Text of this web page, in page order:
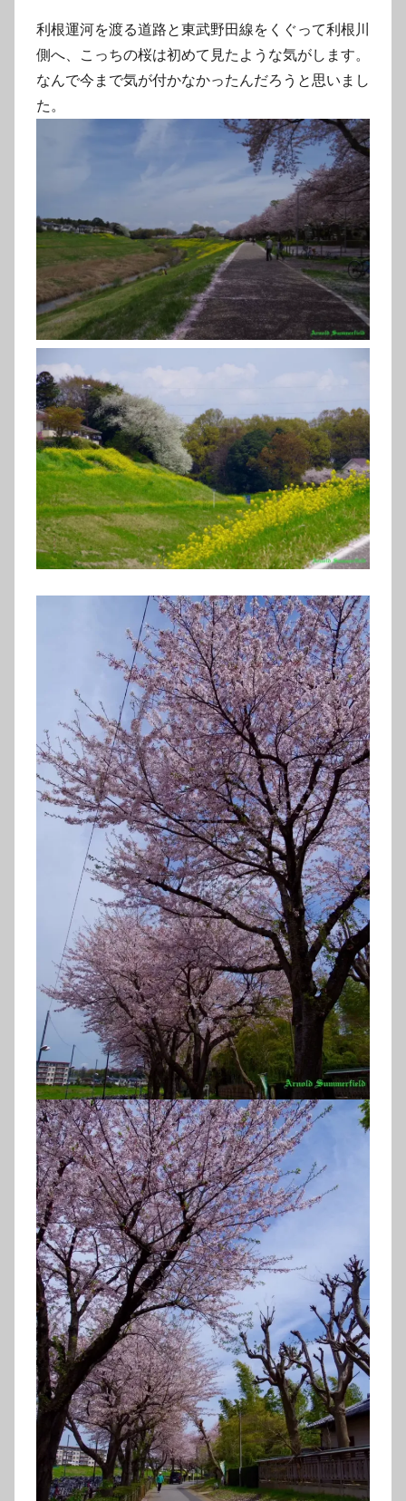
利根運河を渡る道路と東武野田線をくぐって利根川
側へ、こっちの桜は初めて見たような気がします。
なんで今まで気が付かなかったんだろうと思いまし
た。